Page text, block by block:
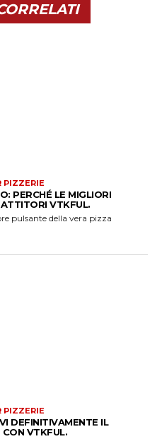
PIZZERIE
PERCHÉ LE MIGLIORI
VTKFUL.
pulsante della vera pizza
PIZZERIE
DEFINITIVAMENTE IL
CON VTKFUL.